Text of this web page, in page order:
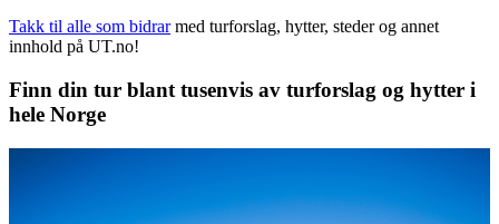
Takk til alle som bidrar med turforslag, hytter, steder og annet
innhold på UT.no!
Finn din tur blant tusenvis av turforslag og hytter i
hele Norge